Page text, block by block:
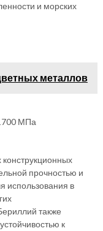
и морских
металлов
МПа
прочностью и
использования в
также
к